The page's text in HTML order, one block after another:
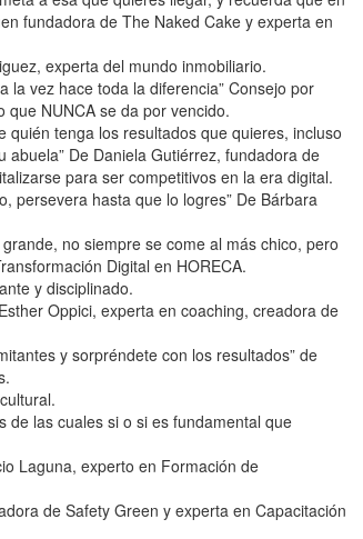
fundadora de The Naked Cake y experta en
experta del mundo inmobiliario.
la vez hace toda la diferencia” Consejo por
NUNCA se da por vencido.
quién tenga los resultados que quieres, incluso
De Daniela Gutiérrez, fundadora de
para ser competitivos en la era digital.
persevera hasta que lo logres” De Bárbara
no siempre se come al más chico, pero
Digital en HORECA.
y disciplinado.
Oppici, experta en coaching, creadora de
y sorpréndete con los resultados” de
de las cuales si o si es fundamental que
Laguna, experto en Formación de
de Safety Green y experta en Capacitación